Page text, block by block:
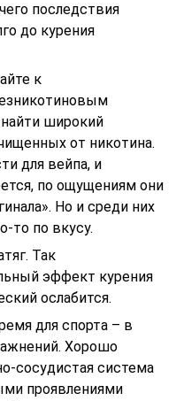
последствия
до курения
к
широкий
от никотина.
для вейпа, и
по ощущениям они
Но и среди них
то по вкусу.
Так
эффект курения
ослабится.
для спорта – в
Хорошо
сосудистая система
проявлениями